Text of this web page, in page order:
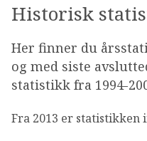
MARKEDSSTATISTIKK
FONDSDATA
BRANSJENORMER
Historisk
Her finner du
og med siste
statistikk fra 1994-
Fra 2013 er statistikken